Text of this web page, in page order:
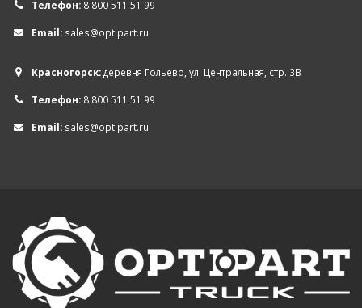
Телефон: 8 800 511 51 99
Email: sales@optipart.ru
Красногорск:деревня Гольево, ул. Центральная, стр. 3В
Телефон: 8 800 511 51 99
Email: sales@optipart.ru